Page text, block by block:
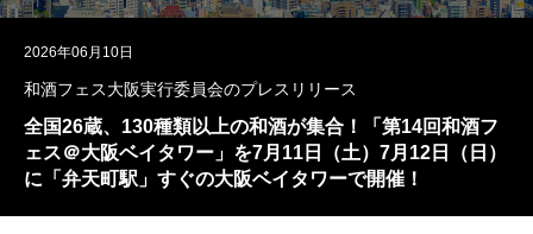
2026年06月10日
和酒フェス大阪実行委員会のプレスリリース
全国26蔵、130種類以上の和酒が集合！「第14回和酒フ
ェス＠大阪ベイタワー」を7月11日（土）7月12日（日）
に「弁天町駅」すぐの大阪ベイタワーで開催！